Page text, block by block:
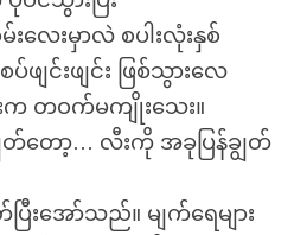
ေးမှာလဲ စပါးလုံးနှစ်
ဖျင်းဖျင်း ဖြစ်သွားလေ
တဝက်မကျိုးသေး။
ျွတ်တော့… လီးကို အခုပြန်ချွတ်
ြီးအော်သည်။ မျက်ရေများ